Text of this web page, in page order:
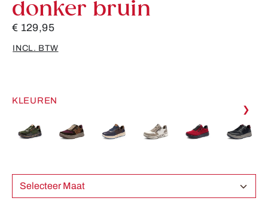
donker bruin
€ 129,95
INCL. BTW
KLEUREN
❯
Selecteer Maat